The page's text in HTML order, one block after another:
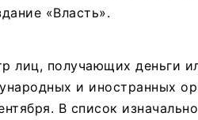
«Власть».
лиц, получающих деньги
и иностранных
В список